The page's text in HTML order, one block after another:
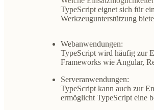
TypeScript eignet sich für
Werkzeugunterstützung
Webanwendungen:
TypeScript wird häufig zur
Frameworks wie Angular,
Serveranwendungen:
TypeScript kann auch zur
ermöglicht TypeScript eine